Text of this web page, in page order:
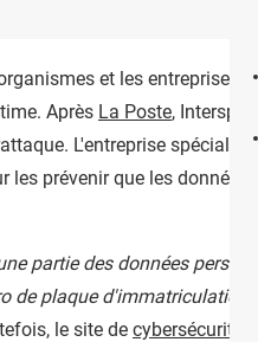
et les entreprises
Après La Poste, Intersport,
L'entreprise
les prévenir que les données
partie des données
de plaque d'immatriculation
le site de cybersécurité